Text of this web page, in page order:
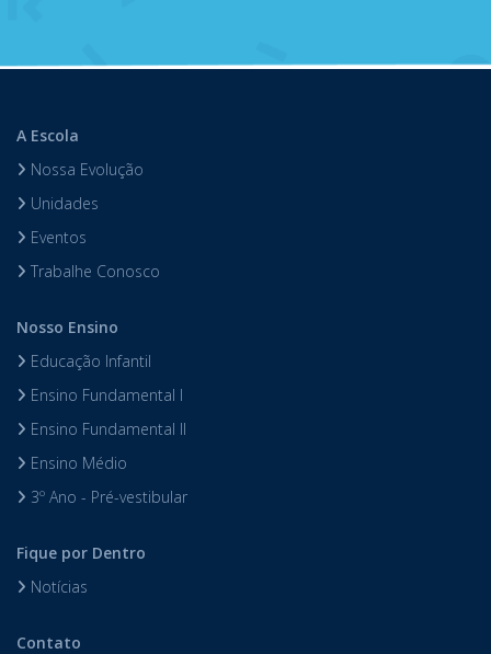
A Escola
Nossa Evolução
Unidades
Eventos
Trabalhe Conosco
Nosso Ensino
Educação Infantil
Ensino Fundamental I
Ensino Fundamental II
Ensino Médio
3º Ano - Pré-vestibular
Fique por Dentro
Notícias
Contato